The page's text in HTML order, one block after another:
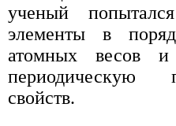
ученый
элементы в
атомных весов и
периодическую
свойств.